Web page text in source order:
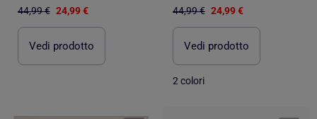
44,99 € 24,99 €
Vedi prodotto
44,99 € 24,99 €
Vedi prodotto
2 colori